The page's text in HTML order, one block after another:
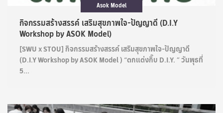
Asok Model
กิจกรรมสร้างสรรค์ เสริมสุขภาพใจ-ปัญญาดี (D.I.Y
Workshop by ASOK Model)
[SWU x STOU] กิจกรรมสร้างสรรค์ เสริมสุขภาพใจ-ปัญญาดี
(D.I.Y Workshop by ASOK Model ) “ตกแต่งกิ๊บ D.I.Y. ” วันพุธที่
5...